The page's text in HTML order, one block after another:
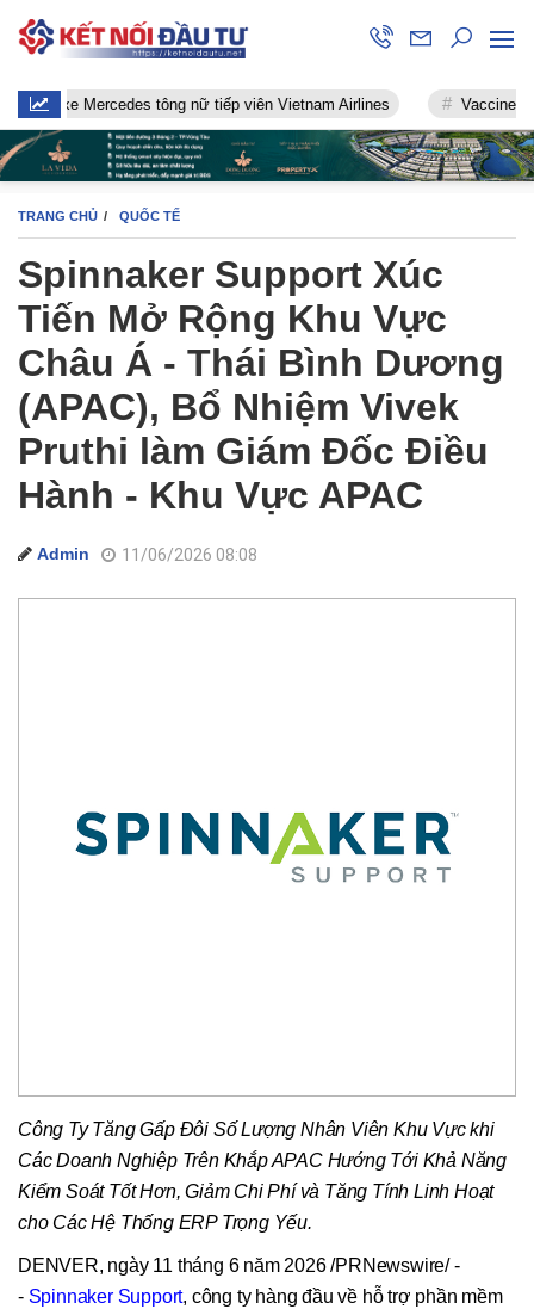
Mercedes tông nữ tiếp viên Vietnam Airlines Vaccine chống
TRANG CHỦ QUỐC TẾ
Spinnaker Support Xúc
Tiến Mở Rộng Khu Vực
Châu Á - Thái Bình Dương
(APAC), Bổ Nhiệm Vivek
Pruthi làm Giám Đốc Điều
Hành - Khu Vực APAC
Admin 11/06/2026 08:08
Công Ty Tăng Gấp Đôi Số Lượng Nhân Viên Khu Vực khi
Các Doanh Nghiệp Trên Khắp APAC Hướng Tới Khả Năng
Kiểm Soát Tốt Hơn, Giảm Chi Phí và Tăng Tính Linh Hoạt
cho Các Hệ Thống ERP Trọng Yếu.
DENVER, ngày 11 tháng 6 năm 2026/PRNewswire/ -
- Spinnaker Support, công ty hàng đầu về hỗ trợ phần mềm